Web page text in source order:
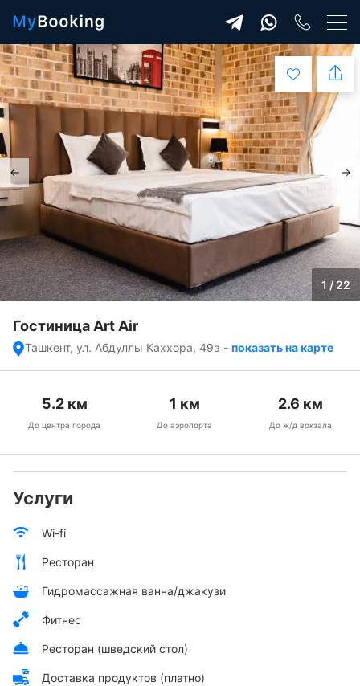
1 / 22
Гостиница Art Air
Ташкент, ул. Абдуллы Каххора, 49а - показать на карте
5.2км
До центра города
1 км
До аэропорта
2.6 км
До ж/д вокзала
Услуги
Wi-fi
Ресторан
Гидромассажная ванна/джакузи
Фитнес
Ресторан (шведский стол)
Доставка продуктов (платно)